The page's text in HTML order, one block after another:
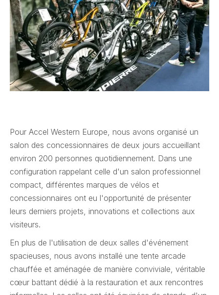
Pour Accel Western Europe, nous avons organisé un
salon des concessionnaires de deux jours accueillant
environ 200 personnes quotidiennement. Dans une
configuration rappelant celle d'un salon professionnel
compact, différentes marques de vélos et
concessionnaires ont eu l'opportunité de présenter
leurs derniers projets, innovations et collections aux
visiteurs.
En plus de l'utilisation de deux salles d'événement
spacieuses, nous avons installé une tente arcade
chauffée et aménagée de manière conviviale, véritable
cœur battant dédié à la restauration et aux rencontres